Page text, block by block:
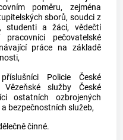
poměru, zejména
sborů, soudci z
studenti a žáci, vědečtí
pečovatelské
práce na základě
Policie České
Vězeňské služby České
ostatních ozbrojených
bezpečnostních služeb,
činné.